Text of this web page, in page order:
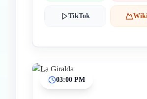
TikTok
03:00 PM